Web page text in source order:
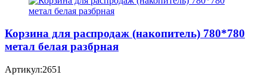
Корзина для распродаж (накопитель) 780*780
метал белая разбрная
Артикул:2651